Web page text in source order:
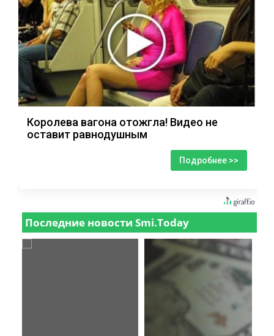
Королева вагона отожгла! Видео не
оставит равнодушным
Подробнее >>